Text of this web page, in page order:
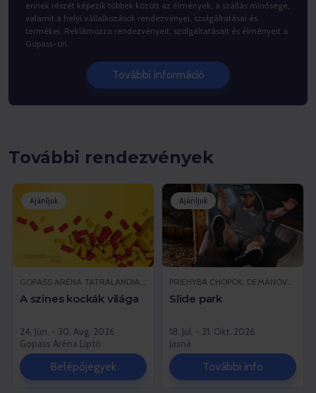
ennek részét képezik többek között az élmények, a szállás minősége,
valamit a helyi vállalkozások rendezvényei, szolgáltatásai és
termékei. Reklámozza rendezvényeit, szolgáltatásait és élményeit a
Gopass-on.
További információ
További rendezvények
Ajánljuk
GOPASS ARÉNA TATRALANDIA, LIPTOVSKÝ MIKULÁŠ
A színes kockák világa
24. Jún. - 30. Aug. 2026
Gopass Aréna Liptó
Belépőjegyek
Ajánljuk
PRIEHYBA CHOPOK, DEMÄNOVSKÁ DOLINA
Slide park
18. Júl. - 31. Okt. 2026
Jasná
További info